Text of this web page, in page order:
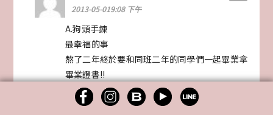
2013-05-019:08 下午
A.狗頭手鍊
最幸福的事
熬了二年終於要和同班二年的同學們一起畢業拿
畢業證書!!
洋洋
2013-05-019:10 下午